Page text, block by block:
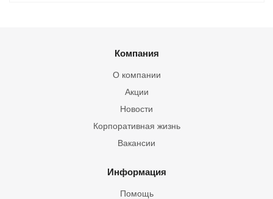
Компания
О компании
Акции
Новости
Корпоративная жизнь
Вакансии
Информация
Помощь